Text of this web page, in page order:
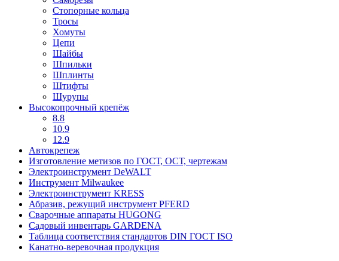
Стопорные кольца
Тросы
Хомуты
Цепи
Шайбы
Шпильки
Шплинты
Штифты
Шурупы
Высокопрочный крепёж
8.8
10.9
12.9
Автокрепеж
Изготовление метизов по ГОСТ, ОСТ, чертежам
Электроинструмент DeWALT
Инструмент Milwaukee
Электроинструмент KRESS
Абразив, режущий инструмент PFERD
Сварочные аппараты HUGONG
Садовый инвентарь GARDENA
Таблица соответствия стандартов DIN ГОСТ ISO
Канатно-веревочная продукция